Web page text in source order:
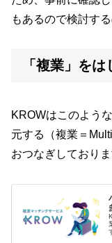
もあるので検討す
「複業」をは
KROWはこのよう
元する（複業＝
おつなぎしておりま